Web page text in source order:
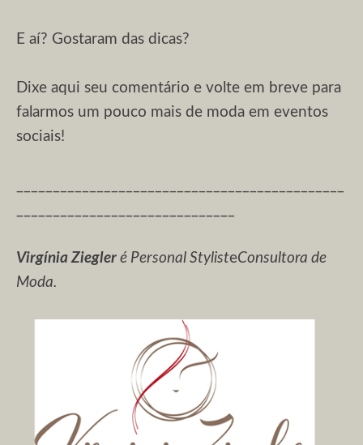
E aí? Gostaram das dicas?
Dixe aqui seu comentário e volte em breve para
falarmos um pouco mais de moda em eventos
sociais!
Virgínia Ziegler é Personal StylisteConsultora de
Moda.